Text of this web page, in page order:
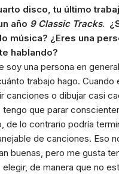
disco, tu último
año 9 Classic Tracks.
música? ¿Eres una
hablando?
soy una persona en
trabajo hago. Cuando
canciones o dibujar casi
tengo que parar
de lo contrario podría
de canciones. Eso
buenas, pero me gusta
de manera que no